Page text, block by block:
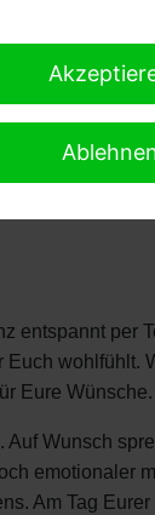
kleinen
entspannt
Eure
Wunsch
emotionaler
Am Tag